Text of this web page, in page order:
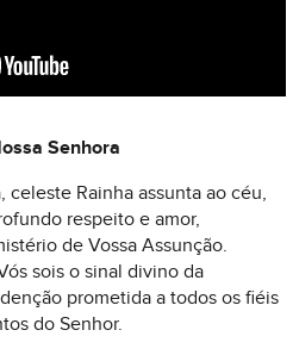
Senhora
celeste Rainha assunta ao céu,
respeito e amor,
de Vossa Assunção.
sois o sinal divino da
prometida a todos os fiéis
do Senhor.